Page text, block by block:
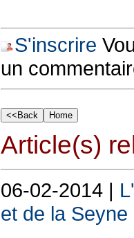
S'inscrire
un
Article(s)
06-02-2014 |
et de la Seyne